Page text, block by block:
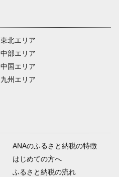
東北エリア
中部エリア
中国エリア
九州エリア
ANAのふるさと納税の特徴
はじめての方へ
ふるさと納税の流れ